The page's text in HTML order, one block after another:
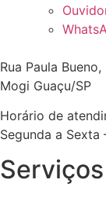
Rua Paula
Mogi Guaçu/SP
Horário de
Segunda a Sexta
Serviços